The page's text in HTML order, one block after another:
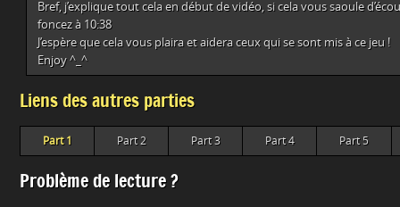
Bref, j’explique tout cela en début de vidéo, si cela vous saoule
foncez à 10:38
J’espère que cela vous plaira et aidera ceux qui se sont mis à ce jeu !
Enjoy ^_^
Liens des autres parties
Part 1 Part 2 Part 3 Part 4 Part 5
Problème de lecture ?